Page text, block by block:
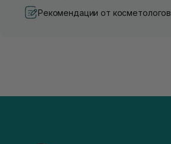
Рекомендации от косметологов